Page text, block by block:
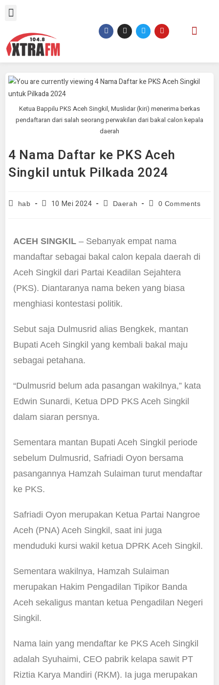
Ketua Bappilu PKS Aceh Singkil, Muslidar (kiri) menerima berkas
pendaftaran dari salah seorang perwakilan dari bakal calon kepala
daerah
4 Nama Daftar ke PKS Aceh
Singkil untuk Pilkada 2024
hab 10 Mei 2024 Daerah 0 Comments
ACEH SINGKIL – Sebanyak empat nama
mandaftar sebagai bakal calon kepala daerah di
Aceh Singkil dari Partai Keadilan Sejahtera
(PKS). Diantaranya nama beken yang biasa
menghiasi kontestasi politik.
Sebut saja Dulmusrid alias Bengkek, mantan
Bupati Aceh Singkil yang kembali bakal maju
sebagai petahana.
“Dulmusrid belum ada pasangan wakilnya,” kata
Edwin Sunardi, Ketua DPD PKS Aceh Singkil
dalam siaran persnya.
Sementara mantan Bupati Aceh Singkil periode
sebelum Dulmusrid, Safriadi Oyon bersama
pasangannya Hamzah Sulaiman turut mendaftar
ke PKS.
Safriadi Oyon merupakan Ketua Partai Nangroe
Aceh (PNA) Aceh Singkil, saat ini juga
menduduki kursi wakil ketua DPRK Aceh Singkil.
Sementara wakilnya, Hamzah Sulaiman
merupakan Hakim Pengadilan Tipikor Banda
Aceh sekaligus mantan ketua Pengadilan Negeri
Singkil.
Nama lain yang mendaftar ke PKS Aceh Singkil
adalah Syuhaimi, CEO pabrik kelapa sawit PT
Riztia Karya Mandiri (RKM). Ia juga merupakan